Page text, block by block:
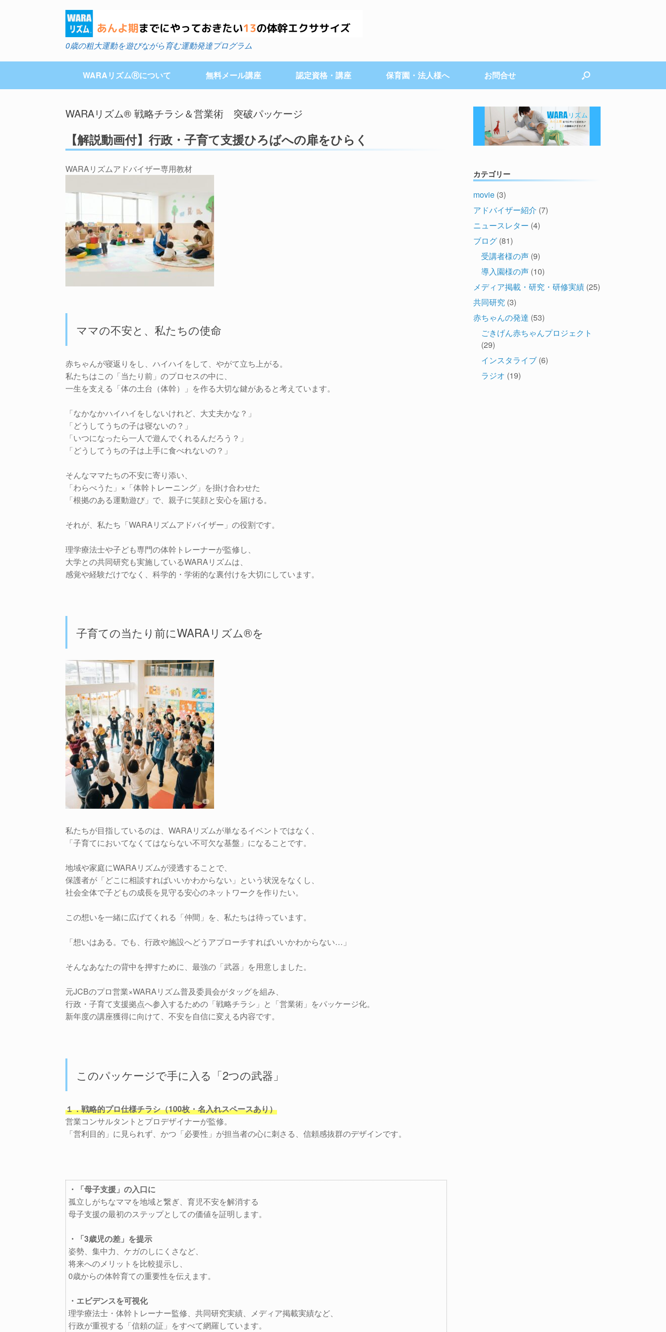
0歳の粗大運動を遊びながら育む運動発達プログラム
WARAリズムⓇについて 無料メール講座 認定資格・講座 保育園・法人様へ お問合せ
WARAリズム®︎ 戦略チラシ＆営業術 突破パッケージ
【解説動画付】行政・子育て支援ひろばへの扉をひらく
WARAリズムアドバイザー専用教材
ママの不安と、私たちの使命
赤ちゃんが寝返りをし、ハイハイをして、やがて立ち上がる。
私たちはこの「当たり前」のプロセスの中に、
一生を支える「体の土台（体幹）」を作る大切な鍵があると考えています。
「なかなかハイハイをしないけれど、大丈夫かな？」
「どうしてうちの子は寝ないの？」
「いつになったら一人で遊んでくれるんだろう？」
「どうしてうちの子は上手に食べれないの？」
そんなママたちの不安に寄り添い、
「わらべうた」×「体幹トレーニング」を掛け合わせた
「根拠のある運動遊び」で、親子に笑顔と安心を届ける。
それが、私たち「WARAリズムアドバイザー」の役割です。
理学療法士や子ども専門の体幹トレーナーが監修し、
大学との共同研究も実施しているWARAリズムは、
感覚や経験だけでなく、科学的・学術的な裏付けを大切にしています。
子育ての当たり前にWARAリズム®を
私たちが目指しているのは、WARAリズムが単なるイベントではなく、
「子育てにおいてなくてはならない不可欠な基盤」になることです。
地域や家庭にWARAリズムが浸透することで、
保護者が「どこに相談すればいいかわからない」という状況をなくし、
社会全体で子どもの成長を見守る安心のネットワークを作りたい。
この想いを一緒に広げてくれる「仲間」を、私たちは待っています。
「想いはある。でも、行政や施設へどうアプローチすればいいかわからない…」
そんなあなたの背中を押すために、最強の「武器」を用意しました。
元JCBのプロ営業×WARAリズム普及委員会がタッグを組み、
行政・子育て支援拠点へ参入するための「戦略チラシ」と「営業術」をパッケージ化。
新年度の講座獲得に向けて、不安を自信に変える内容です。
このパッケージで手に入る「2つの武器」
１．戦略的プロ仕様チラシ（100枚・名入れスペースあり）
営業コンサルタントとプロデザイナーが監修。
「営利目的」に見られず、かつ「必要性」が担当者の心に刺さる、信頼感抜群のデザインです。
・「母子支援」の入口に
孤立しがちなママを地域と繋ぎ、育児不安を解消する
母子支援の最初のステップとしての価値を証明します。
・「3歳児の差」を提示
姿勢、集中力、ケガのしにくさなど、
将来へのメリットを比較提示し、
0歳からの体幹育ての重要性を伝えます。
・エビデンスを可視化
理学療法士・体幹トレーナー監修、共同研究実績、メディア掲載実績など、
行政が重視する「信頼の証」をすべて網羅しています。
カテゴリー
movie (3)
アドバイザー紹介 (7)
ニュースレター (4)
ブログ (81)
受講者様の声 (9)
導入園様の声 (10)
メディア掲載・研究・研修実績 (25)
共同研究 (3)
赤ちゃんの発達 (53)
ごきげん赤ちゃんプロジェクト
(29)
インスタライブ (6)
ラジオ (19)